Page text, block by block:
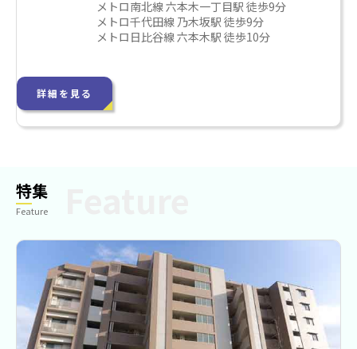
メトロ南北線 六本木一丁目駅 徒歩9分
メトロ千代田線 乃木坂駅 徒歩9分
メトロ日比谷線 六本木駅 徒歩10分
詳細を見る
特集
Feature